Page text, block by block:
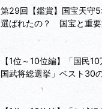
第29回【鑑賞】国宝天守
選ばれたの？ 国宝と重要
【1位～10位編】「国民
国武将総選挙」ベスト30